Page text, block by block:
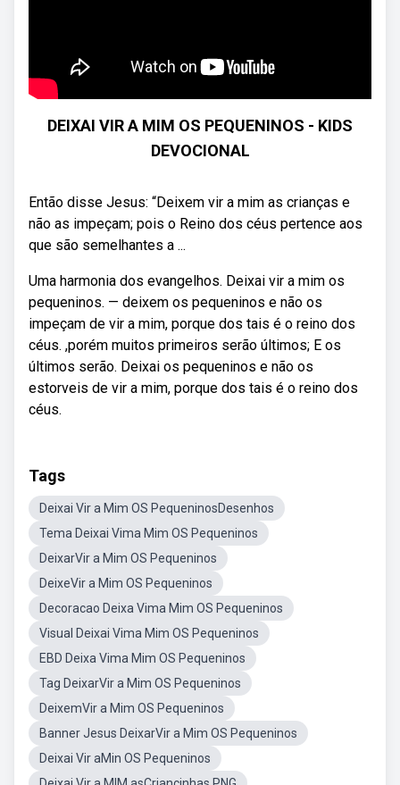
DEIXAI VIR A MIM OS PEQUENINOS - KIDS
DEVOCIONAL
Então disse Jesus: “Deixem vir a mim as crianças e
não as impeçam; pois o Reino dos céus pertence aos
que são semelhantes a ...
Uma harmonia dos evangelhos. Deixai vir a mim os
pequeninos. — deixem os pequeninos e não os
impeçam de vir a mim, porque dos tais é o reino dos
céus. ,porém muitos primeiros serão últimos; E os
últimos serão. Deixai os pequeninos e não os
estorveis de vir a mim, porque dos tais é o reino dos
céus.
Tags
Deixai Vir a Mim OS PequeninosDesenhos
Tema Deixai Vima Mim OS Pequeninos
DeixarVir a Mim OS Pequeninos
DeixeVir a Mim OS Pequeninos
Decoracao Deixa Vima Mim OS Pequeninos
Visual Deixai Vima Mim OS Pequeninos
EBD Deixa Vima Mim OS Pequeninos
Tag DeixarVir a Mim OS Pequeninos
DeixemVir a Mim OS Pequeninos
Banner Jesus DeixarVir a Mim OS Pequeninos
Deixai Vir aMin OS Pequeninos